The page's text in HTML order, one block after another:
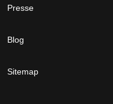
Presse
Blog
Sitemap